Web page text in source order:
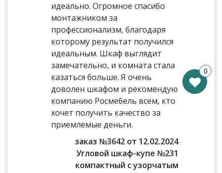
идеально. Огромное спасибо
монтажником за
профессионализм, благодаря
которому результат получился
идеальным. Шкаф выглядит
замечательно, и комната стала
казаться больше. Я очень
доволен шкафом и рекомендую
компанию Росмебель всем, кто
хочет получить качество за
приемлемые деньги.
заказ №3642 от 12.02.2024
Угловой шкаф-купе №231
компактный с узорчатым
0